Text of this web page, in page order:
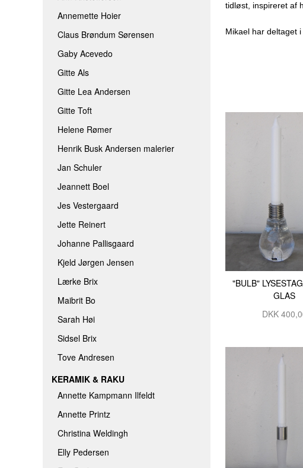
JES VESTERGAARD
KJELD JØRGEN JENSEN
ROLF BENGTSSON
THOMINE FELTHAUS
Annemette Hoier
Claus Brøndum Sørensen
Gaby Acevedo
Gitte Als
Gitte Lea Andersen
Gitte Toft
Helene Rømer
Henrik Busk Andersen malerier
Jan Schuler
Jeannett Boel
Jes Vestergaard
Jette Reinert
Johanne Pallisgaard
Kjeld Jørgen Jensen
Lærke Brix
Maibrit Bo
Sarah Høi
Sidsel Brix
Tove Andresen
KERAMIK & RAKU
Annette Kampmann Ilfeldt
Annette Printz
Christina Weldingh
Elly Pedersen
tidløst, inspireret af
Mikael har deltaget
"BULB"
GLAS
DKK